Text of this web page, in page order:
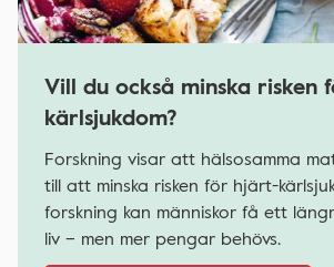
Vill du också minska
kärlsjukdom?
Forskning visar att hälsosamma
till att minska risken för hjärt-
forskning kan människor få ett
liv – men mer pengar behövs.